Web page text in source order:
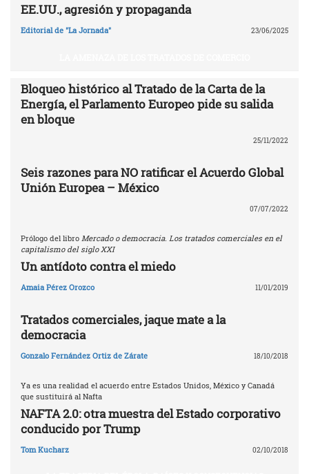
EE.UU., agresión y propaganda
Editorial de "La Jornada" 23/06/2025
Bloqueo histórico al Tratado de la Carta de la
Energía, el Parlamento Europeo pide su salida
en bloque
25/11/2022
Seis razones para NO ratificar el Acuerdo Global
Unión Europea – México
07/07/2022
Prólogo del libro Mercado o democracia. Los tratados comerciales en el
capitalismo del siglo XXI
Un antídoto contra el miedo
Amaia Pérez Orozco 11/01/2019
Tratados comerciales, jaque mate a la
democracia
Gonzalo Fernández Ortiz de Zárate 18/10/2018
Ya es una realidad el acuerdo entre Estados Unidos, México y Canadá
que sustituirá al Nafta
NAFTA 2.0: otra muestra del Estado corporativo
conducido por Trump
Tom Kucharz 02/10/2018